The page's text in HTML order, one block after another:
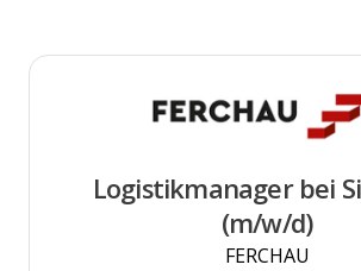
Logistikmanager bei
(m/w/d)
FERCHAU